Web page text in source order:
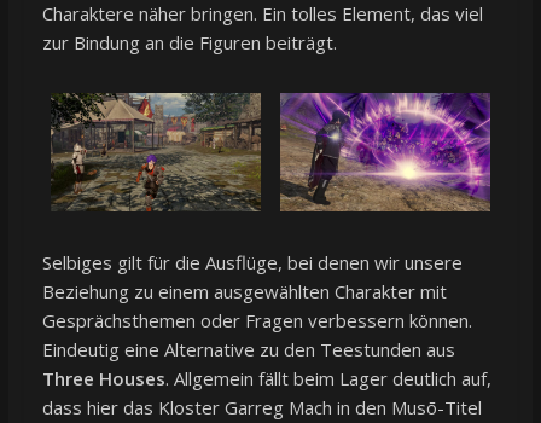
Charaktere näher bringen. Ein tolles Element, das viel
zur Bindung an die Figuren beiträgt.
Selbiges gilt für die Ausflüge, bei denen wir unsere
Beziehung zu einem ausgewählten Charakter mit
Gesprächsthemen oder Fragen verbessern können.
Eindeutig eine Alternative zu den Teestunden aus
Three Houses. Allgemein fällt beim Lager deutlich auf,
dass hier das Kloster Garreg Mach in den Musō-Titel